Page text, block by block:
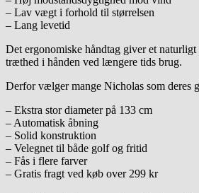
– Lav vægt i forhold til størrelsen
– Lang levetid
Det ergonomiske håndtag giver et naturligt
træthed i hånden ved længere tids brug.
Derfor vælger mange Nicholas som deres
– Ekstra stor diameter på 133 cm
– Automatisk åbning
– Solid konstruktion
– Velegnet til både golf og fritid
– Fås i flere farver
– Gratis fragt ved køb over 299 kr